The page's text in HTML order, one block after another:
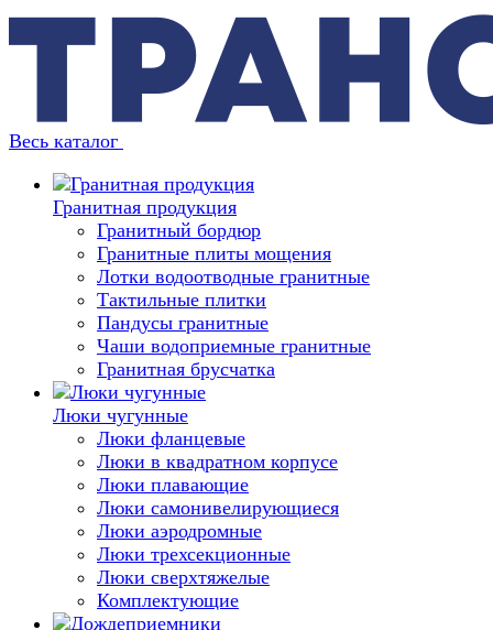
Весь каталог
Гранитная продукция
Гранитный бордюр
Гранитные плиты мощения
Лотки водоотводные гранитные
Тактильные плитки
Пандусы гранитные
Чаши водоприемные гранитные
Гранитная брусчатка
Люки чугунные
Люки фланцевые
Люки в квадратном корпусе
Люки плавающие
Люки самонивелирующиеся
Люки аэродромные
Люки трехсекционные
Люки сверхтяжелые
Комплектующие